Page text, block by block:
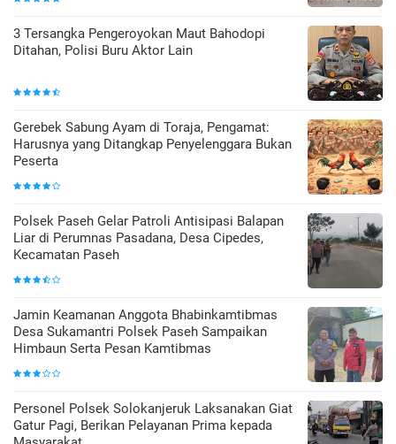
3 Tersangka Pengeroyokan Maut Bahodopi
Ditahan, Polisi Buru Aktor Lain
Gerebek Sabung Ayam di Toraja, Pengamat:
Harusnya yang Ditangkap Penyelenggara Bukan
Peserta
Polsek Paseh Gelar Patroli Antisipasi Balapan
Liar di Perumnas Pasadana, Desa Cipedes,
Kecamatan Paseh
Jamin Keamanan Anggota Bhabinkamtibmas
Desa Sukamantri Polsek Paseh Sampaikan
Himbaun Serta Pesan Kamtibmas
Personel Polsek Solokanjeruk Laksanakan Giat
Gatur Pagi, Berikan Pelayanan Prima kepada